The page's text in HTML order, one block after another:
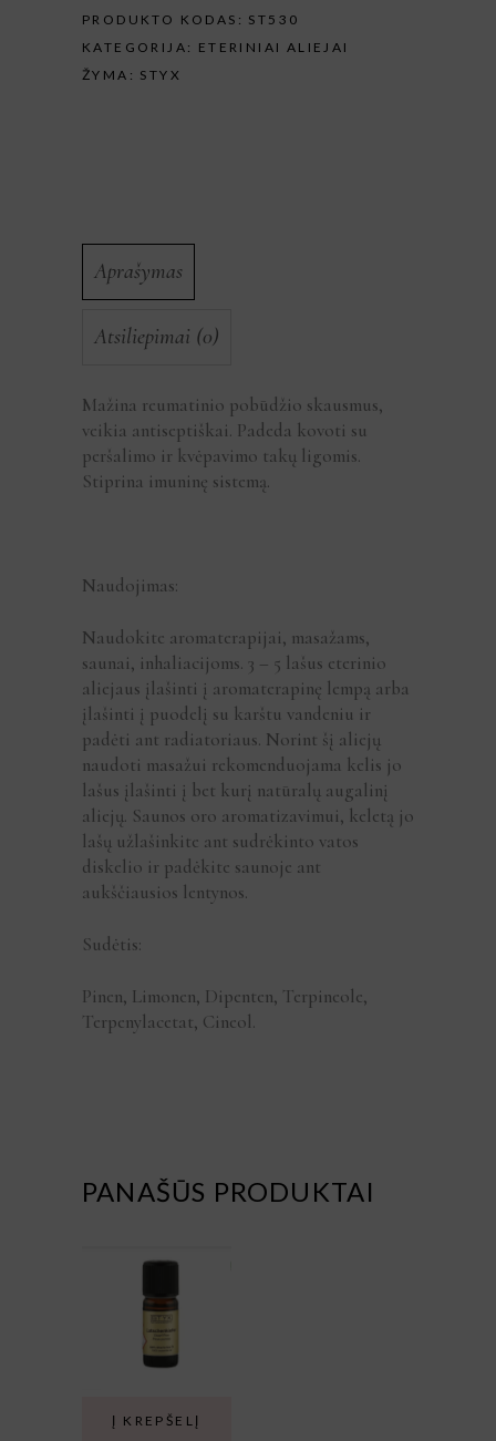
PRODUKTO KODAS: ST530
KATEGORIJA: ETERINIAI ALIEJAI
ŽYMA: STYX
Aprašymas
Atsiliepimai (0)
Mažina reumatinio pobūdžio skausmus,
veikia antiseptiškai. Padeda kovoti su
peršalimo ir kvėpavimo takų ligomis.
Stiprina imuninę sistemą.
Naudojimas:
Naudokite aromaterapijai, masažams,
saunai, inhaliacijoms. 3 – 5 lašus eterinio
aliejaus įlašinti į aromaterapinę lempą arba
įlašinti į puodelį su karštu vandeniu ir
padėti ant radiatoriaus. Norint šį aliejų
naudoti masažui rekomenduojama kelis jo
lašus įlašinti į bet kurį natūralų augalinį
aliejų. Saunos oro aromatizavimui, keletą jo
lašų užlašinkite ant sudrėkinto vatos
diskelio ir padėkite saunoje ant
aukščiausios lentynos.
Sudėtis:
Pinen, Limonen, Dipenten, Terpineole,
Terpenylacetat, Cineol.
PANAŠŪS PRODUKTAI
Į KREPŠELĮ